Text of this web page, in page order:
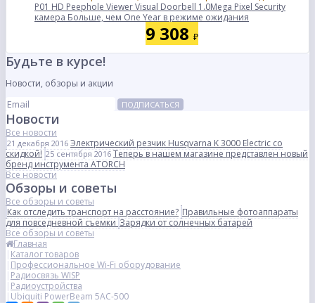
P01 HD Peephole Viewer Visual Doorbell 1.0Mega Pixel Security
камера Больше, чем One Year в режиме ожидания
9 308 ₽
Будьте в курсе!
Новости, обзоры и акции
ПОДПИСАТЬСЯ
Новости
Все новости
21 декабря 2016 Электрический резчик Husqvarna K 3000 Electric со
скидкой! 25 сентября 2016 Теперь в нашем магазине представлен новый
бренд инструмента ATORCH
Все новости
Обзоры и советы
Все обзоры и советы
Как отследить транспорт на расстояние? Правильные фотоаппараты
для повседневной съемкиЗарядки от солнечных батарей
Все обзоры и советы
Главная
Каталог товаров
Профессиональное Wi-Fi оборудование
Радиосвязь WISP
Радиоустройства
Ubiquiti PowerBeam 5AC-500